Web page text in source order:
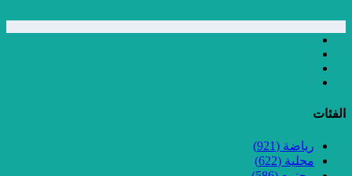
الفئات
رياضة (921)
محلية (622)